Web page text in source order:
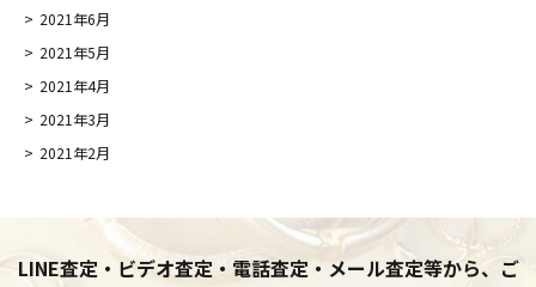
2021年6月
2021年5月
2021年4月
2021年3月
2021年2月
LINE査定・ビデオ査定・電話査定・メール査定等から、ご